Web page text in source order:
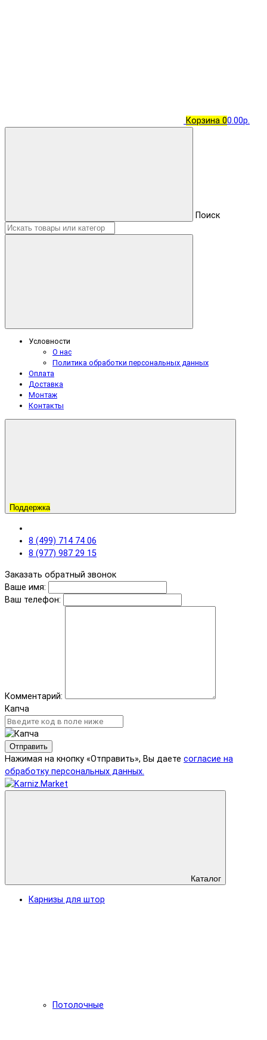
Корзина 00.00р.
Поиск
Условности
О нас
Политика обработки персональных данных
Оплата
Доставка
Монтаж
Контакты
Поддержка
8 (499) 714 74 06
8 (977) 987 29 15
Заказать обратный звонок
Ваше имя:
Ваш телефон:
Комментарий:
Капча
Отправить
Нажимая на кнопку «Отправить», Вы даете согласие на
обработку персональных данных.
Каталог
Карнизы для штор
Потолочные